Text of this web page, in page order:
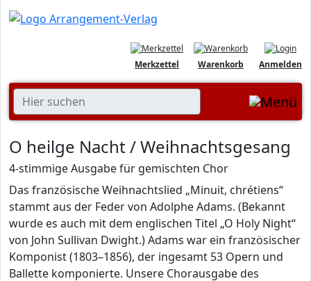
Anmelden
Warenkorb
Merkzettel
O heilge Nacht / Weihnachtsgesang
4-stimmige Ausgabe für gemischten Chor
Das französische Weihnachtslied „Minuit, chrétiens“
stammt aus der Feder von Adolphe Adams. (Bekannt
wurde es auch mit dem englischen Titel „O Holy Night“
von John Sullivan Dwight.) Adams war ein französischer
Komponist (1803–1856), der ingesamt 53 Opern und
Ballette komponierte. Unsere Chorausgabe des